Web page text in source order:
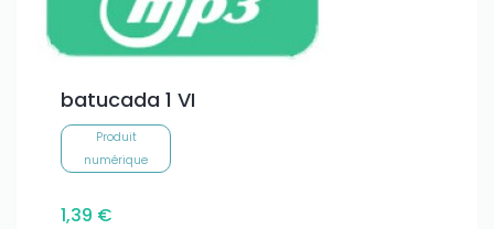
batucada 1 VI
Produit
numérique
1,39 €
Only play at Joo casinoif you really want to win a huge
amount on your credits!